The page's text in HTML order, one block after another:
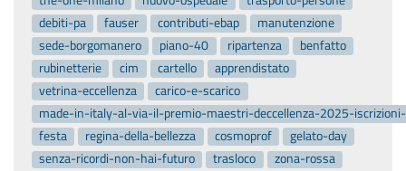
debiti-pa
fauser contributi-ebap
manutenzione
sede-borgomanero
piano-40 ripartenza
benfatto
rubinetterie
cim cartello
apprendistato
vetrina-eccellenza
carico-e-scarico
made-in-italy-al-via-il-premio-maestri-deccellenza-2025-
festa
regina-della-bellezza cosmoprof
gelato-day
senza-ricordi-non-hai-futuro
trasloco
zona-rossa